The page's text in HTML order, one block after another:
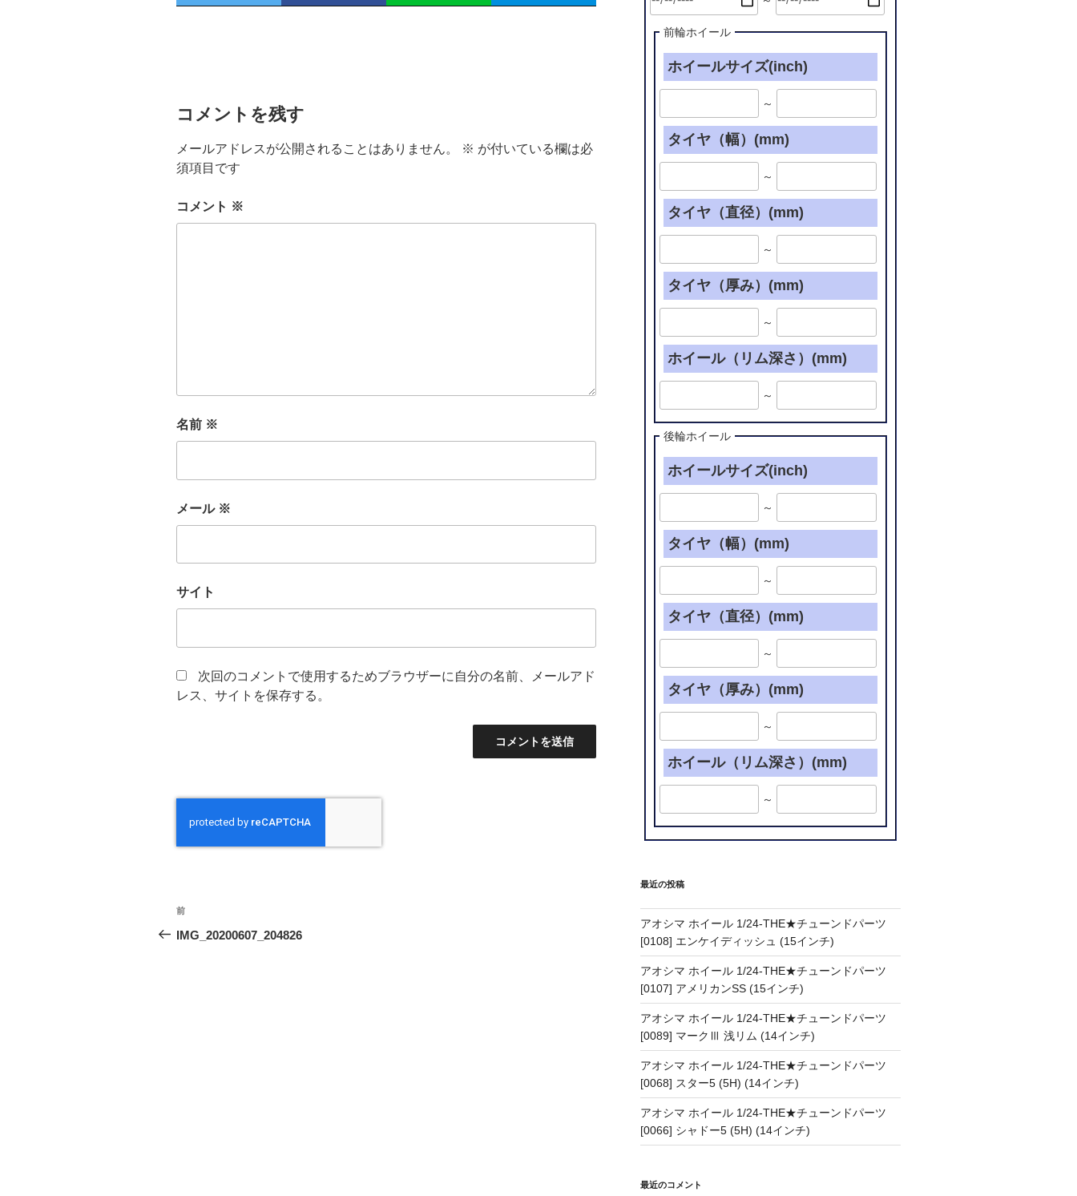
コメントを残す
メールアドレスが公開されることはありません。 ※ が付いている欄は必
須項目です
コメント ※
名前 ※
メール ※
サイト
次回のコメントで使用するためブラウザーに自分の名前、メールアド
レス、サイトを保存する。
投
稿
前
の
前
IMG_20200607_204826
前輪ホイール
ホイールサイズ(inch)
～
タイヤ（幅）(mm)
～
タイヤ（直径）(mm)
～
タイヤ（厚み）(mm)
～
ホイール（リム深さ）(mm)
～
後輪ホイール
ホイールサイズ(inch)
～
タイヤ（幅）(mm)
～
タイヤ（直径）(mm)
～
タイヤ（厚み）(mm)
～
ホイール（リム深さ）(mm)
～
最近の投稿
アオシマ ホイール 1/24-THE★チューンドパーツ
[0108] エンケイディッシュ (15インチ)
アオシマ ホイール 1/24-THE★チューンドパーツ
[0107] アメリカンSS (15インチ)
アオシマ ホイール 1/24-THE★チューンドパーツ
[0089] マークⅢ 浅リム (14インチ)
アオシマ ホイール 1/24-THE★チューンドパーツ
[0068] スター5 (5H) (14インチ)
アオシマ ホイール 1/24-THE★チューンドパーツ
[0066] シャドー5 (5H) (14インチ)
最近のコメント